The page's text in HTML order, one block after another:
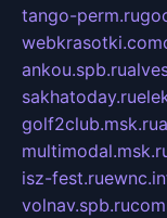
tango-perm.ru
webkrasotki.com
ankou.spb.ru
sakhatoday.ru
golf2club.msk.ru
isz-fest.ru
volnav.spb.ru